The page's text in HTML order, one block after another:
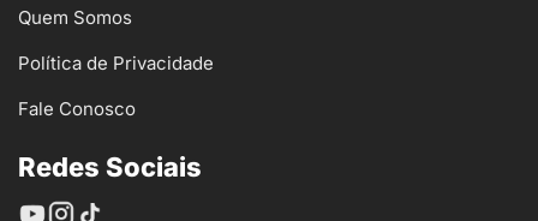
Quem Somos
Política de Privacidade
Fale Conosco
Redes Sociais